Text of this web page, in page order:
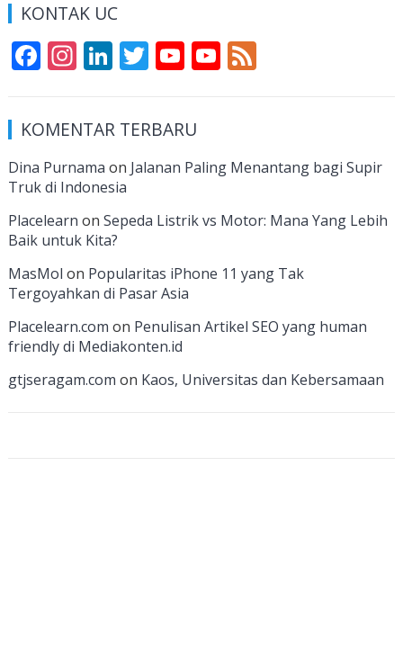
KONTAK UC
F
e
b
o
o
k
In
a
gr
a
m
Li
k
e
dI
n
T
itt
er
Y
u
T
u
e
Y
u
e
h
a
n
n
F
KOMENTAR TERBARU
Dina Purnama on Jalanan Paling Menantang bagi Supir
Truk di Indonesia
Placelearn on Sepeda Listrik vs Motor: Mana Yang Lebih
Baik untuk Kita?
MasMol on Popularitas iPhone 11 yang Tak
Tergoyahkan di Pasar Asia
Placelearn.com on Penulisan Artikel SEO yang human
friendly di Mediakonten.id
gtjseragam.com on Kaos, Universitas dan Kebersamaan